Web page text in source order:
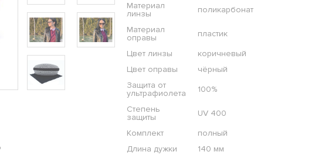
Материал
линзы
поликарбонат
Материал
оправы
пластик
Цвет линзы
коричневый
Цвет оправы
чёрный
Защита от
ультрафиолета
100%
Степень
защиты
UV 400
Комплект
полный
Длина дужки
140 мм